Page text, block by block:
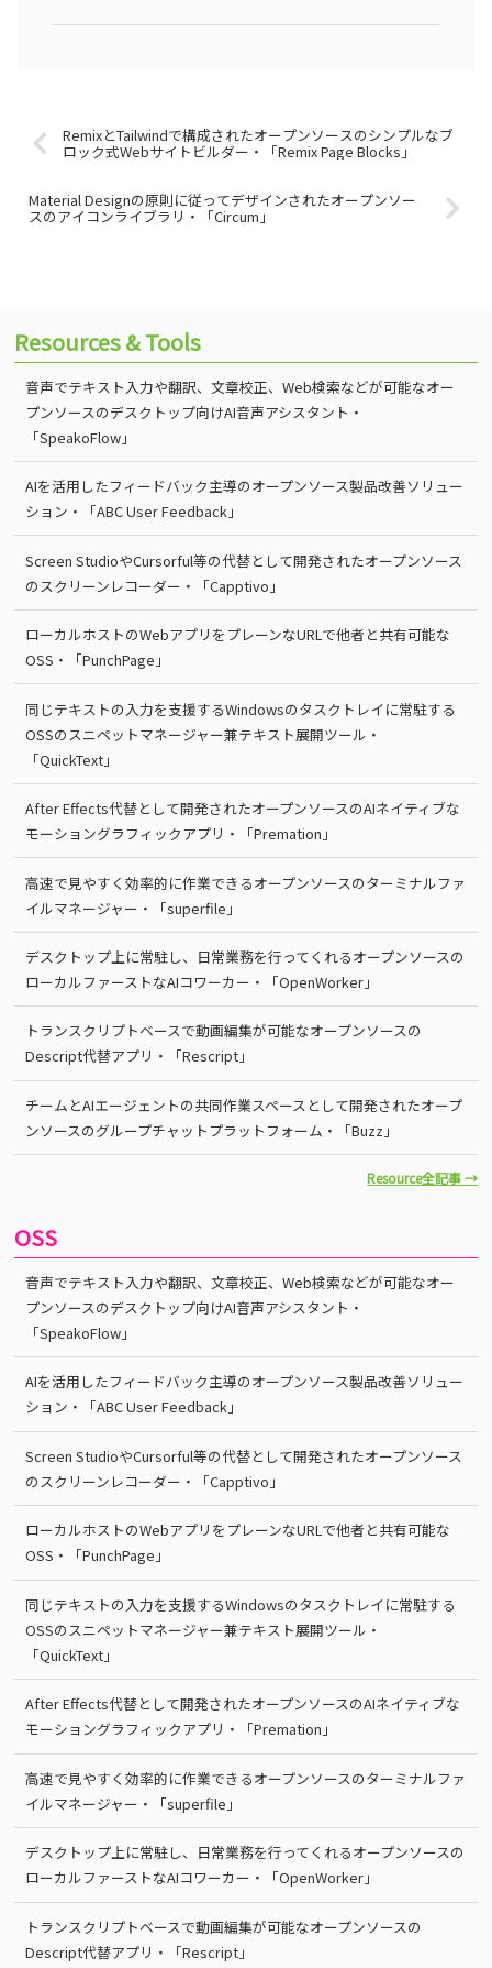
RemixとTailwindで構成されたオープンソースのシンプルなブ
ロック式Webサイトビルダー・「Remix Page Blocks」
Material Designの原則に従ってデザインされたオープンソー
スのアイコンライブラリ・「Circum」
Resources & Tools
音声でテキスト入力や翻訳、文章校正、Web検索などが可能なオー
プンソースのデスクトップ向けAI音声アシスタント・
「SpeakoFlow」
AIを活用したフィードバック主導のオープンソース製品改善ソリュー
ション・「ABC User Feedback」
Screen StudioやCursorful等の代替として開発されたオープンソース
のスクリーンレコーダー・「Capptivo」
ローカルホストのWebアプリをプレーンなURLで他者と共有可能な
OSS・「PunchPage」
同じテキストの入力を支援するWindowsのタスクトレイに常駐する
OSSのスニペットマネージャー兼テキスト展開ツール・
「QuickText」
After Effects代替として開発されたオープンソースのAIネイティブな
モーショングラフィックアプリ・「Premation」
高速で見やすく効率的に作業できるオープンソースのターミナルファ
イルマネージャー・「superfile」
デスクトップ上に常駐し、日常業務を行ってくれるオープンソースの
ローカルファーストなAIコワーカー・「OpenWorker」
トランスクリプトベースで動画編集が可能なオープンソースの
Descript代替アプリ・「Rescript」
チームとAIエージェントの共同作業スペースとして開発されたオープ
ンソースのグループチャットプラットフォーム・「Buzz」
Resource全記事 →
OSS
音声でテキスト入力や翻訳、文章校正、Web検索などが可能なオー
プンソースのデスクトップ向けAI音声アシスタント・
「SpeakoFlow」
AIを活用したフィードバック主導のオープンソース製品改善ソリュー
ション・「ABC User Feedback」
Screen StudioやCursorful等の代替として開発されたオープンソース
のスクリーンレコーダー・「Capptivo」
ローカルホストのWebアプリをプレーンなURLで他者と共有可能な
OSS・「PunchPage」
同じテキストの入力を支援するWindowsのタスクトレイに常駐する
OSSのスニペットマネージャー兼テキスト展開ツール・
「QuickText」
After Effects代替として開発されたオープンソースのAIネイティブな
モーショングラフィックアプリ・「Premation」
高速で見やすく効率的に作業できるオープンソースのターミナルファ
イルマネージャー・「superfile」
デスクトップ上に常駐し、日常業務を行ってくれるオープンソースの
ローカルファーストなAIコワーカー・「OpenWorker」
トランスクリプトベースで動画編集が可能なオープンソースの
Descript代替アプリ・「Rescript」